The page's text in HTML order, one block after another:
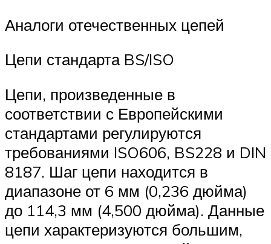
Аналоги отечественных цепей
Цепи стандарта BS/ISO
Цепи, произведенные в
соответствии с Европейскими
стандартами регулируются
требованиями ISO606, BS228 и DIN
8187. Шаг цепи находится в
диапазоне от 6 мм (0,236 дюйма)
до 114,3 мм (4,500 дюйма). Данные
цепи характеризуются большим,